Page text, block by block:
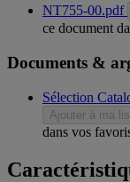
NT755-00.pdf
ce document
Documents &
Sélection
Ajouter à ma
dans vos